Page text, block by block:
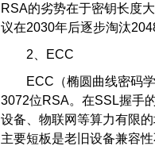
RSA的劣势在于密钥长度
议在2030年后逐步淘汰
2、ECC
ECC（椭圆曲线密码
3072位RSA。在SSL握手
设备、物联网等算力有限
主要短板是老旧设备兼容